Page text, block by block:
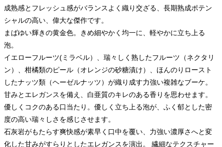
成熟感とフレッシュ感がバランスよく織り交ざる、長期熟成ポテン
シャルの高い、偉大な傑作です。
まばゆい輝きの黄金色。きめ細やかく均一に、軽やかに立ち上る
泡。
イエローフルーツ(ミラベル）、瑞々しく熟したフルーツ（ネクタリ
ン）、柑橘類のピール（オレンジの砂糖漬け）、ほんのりロースト
したナッツ類（ヘーゼルナッツ）が織り成す力強い複雑なブーケ。
甘みとエレガンスを備え、白亜質のキレのある香りを思わせます。
優しくコクのある口当たり。優しく立ち上る泡が、ふく郁とした密
度の高い瑞々しさを感じさせます。
石灰岩がもたらす爽快感が素早く口中を覆い、力強い濃厚さへと変
化した甘みがすらりとしたエレガンスを演出。 繊細なテクスチャー